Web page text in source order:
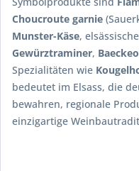
Choucroute garnie
Munster-Käse,
Gewürztraminer,
Spezialitäten wie
bedeutet im Elsass, die
bewahren, regionale
einzigartige